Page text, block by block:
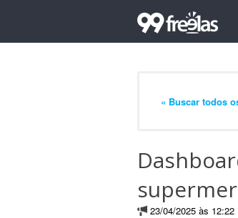
« Buscar todos
23/04/2025 às 12:22